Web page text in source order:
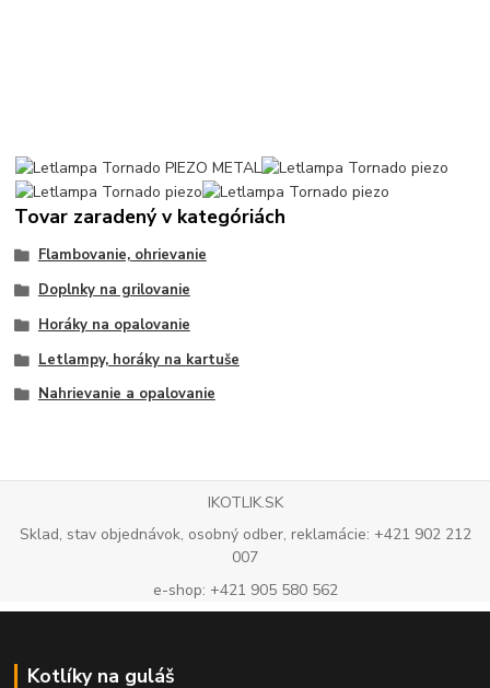
Tovar zaradený v kategóriách
Flambovanie, ohrievanie
Doplnky na grilovanie
Horáky na opalovanie
Letlampy, horáky na kartuše
Nahrievanie a opalovanie
IKOTLIK.SK
Sklad, stav objednávok, osobný odber, reklamácie: +421 902 212
007
e-shop: +421 905 580 562
Kotlíky na guláš